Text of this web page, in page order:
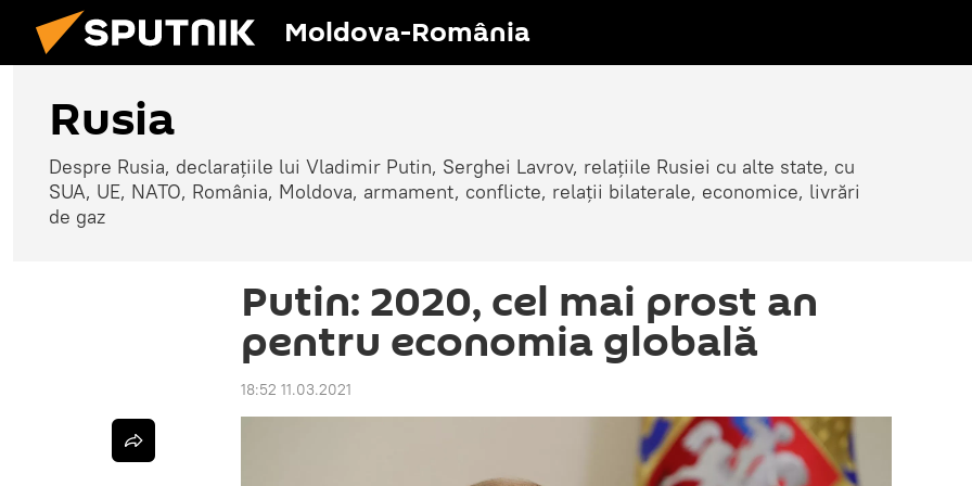
Moldova-România
Rusia
Despre Rusia, declarațiile lui Vladimir Putin, Serghei Lavrov, relațiile Rusiei cu alte state, cu
SUA, UE, NATO, România, Moldova, armament, conflicte, relații bilaterale, economice, livrări
de gaz
Putin: 2020, cel mai prost an
pentru economia globală
18:52 11.03.2021